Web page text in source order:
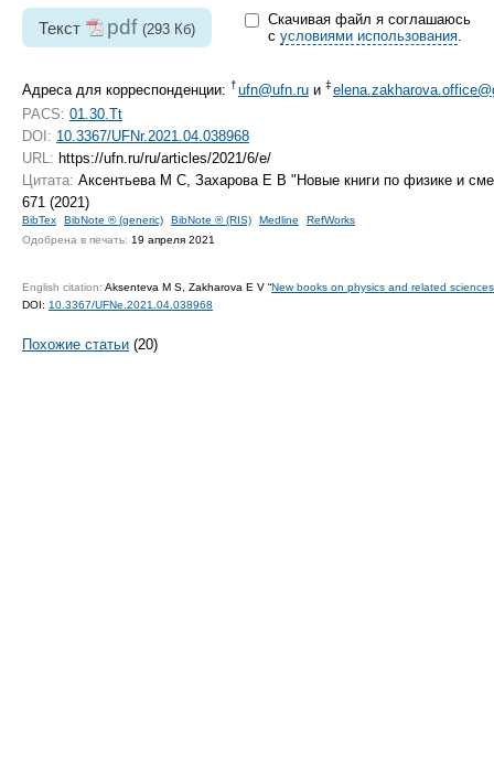
Текст pdf (293 Кб)
Скачивая файл я соглашаюсь
с условиями использования.
Адреса для корреспонденции: †ufn@ufn.ru и ‡
PACS: 01.30.Tt
DOI: 10.3367/UFNr.2021.04.038968
URL: https://ufn.ru/ru/articles/2021/6/e/
Цитата: Аксентьева М С, Захарова Е В "Новые книги по физике и
671 (2021)
BibTex BibNote ® (generic) BibNote ® (RIS) Medline
RefWorks
Одобрена в печать: 19 апреля 2021
English citation: Aksenteva M S, Zakharova E V “New books on physics and related sciences
DOI: 10.3367/UFNe.2021.04.038968
Похожие статьи (20)